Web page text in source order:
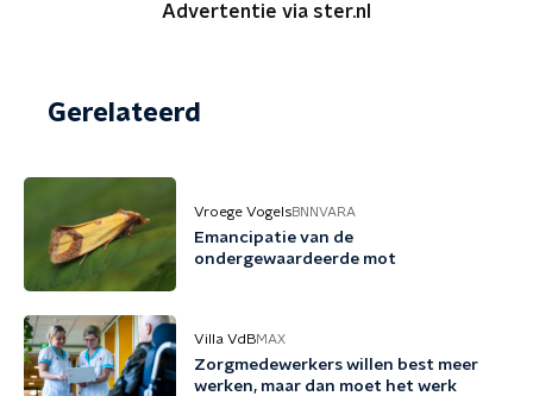
Advertentie via ster.nl
Gerelateerd
Vroege VogelsBNNVARA
Emancipatie van de
ondergewaardeerde mot
Villa VdBMAX
Zorgmedewerkers willen best meer
werken, maar dan moet het werk